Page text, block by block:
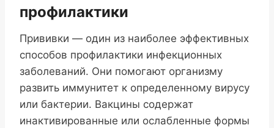
профилактики
Прививки — один из наиболее эффективных
способов профилактики инфекционных
заболеваний. Они помогают организму
развить иммунитет к определенному вирусу
или бактерии. Вакцины содержат
инактивированные или ослабленные формы